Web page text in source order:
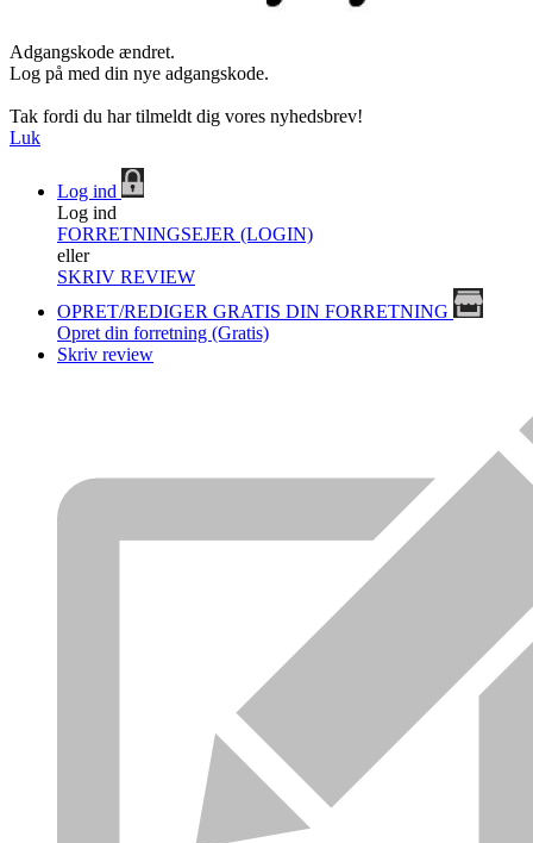
Adgangskode ændret.
Log på med din nye adgangskode.
Tak fordi du har tilmeldt dig vores nyhedsbrev!
Luk
Log ind
Log ind
FORRETNINGSEJER (LOGIN)
eller
SKRIV REVIEW
OPRET/REDIGER GRATIS DIN FORRETNING
Opret din forretning (Gratis)
Skriv review